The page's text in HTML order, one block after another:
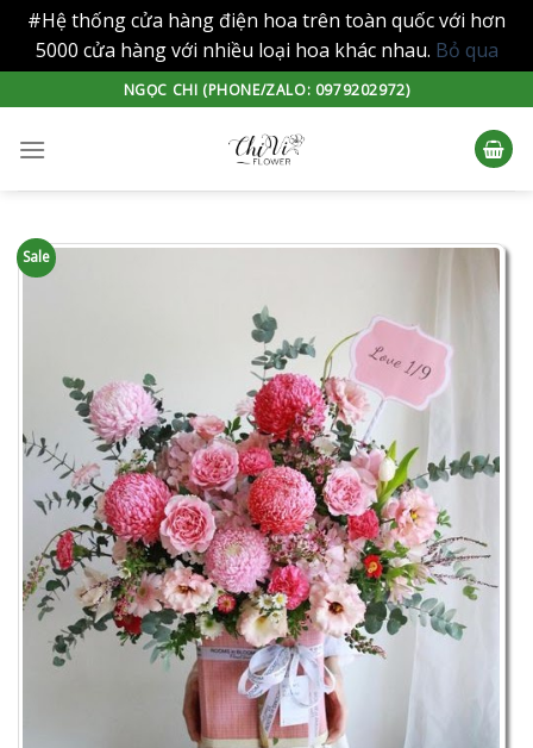
#Hệ thống cửa hàng điện hoa trên toàn quốc với hơn
5000 cửa hàng với nhiều loại hoa khác nhau. Bỏ qua
to
content
NGỌC CHI (PHONE/ZALO: 0979202972)
Sale